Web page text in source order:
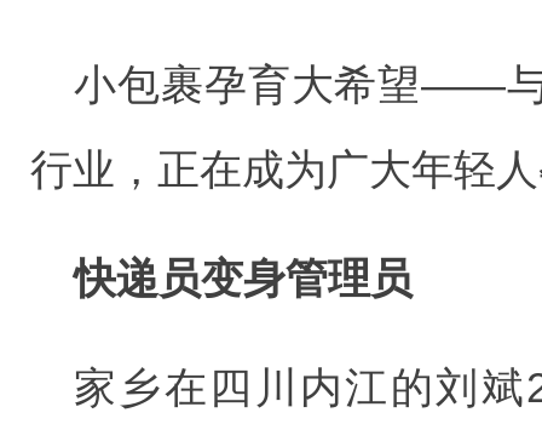
小包裹孕育大希望——
行业，正在成为广大年轻
快递员变身管理员
家乡在四川内江的刘